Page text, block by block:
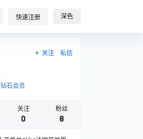
快速注册 深色
关注 私信
钻石会员
关注
0
粉丝
8